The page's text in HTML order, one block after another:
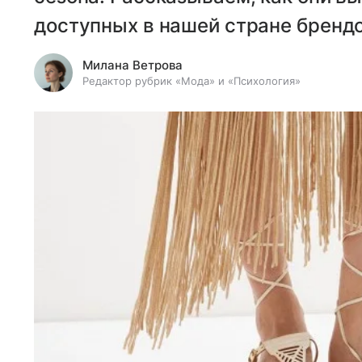
доступных в нашей стране
Милана Ветрова
Редактор рубрик «Мода» и «Психология»